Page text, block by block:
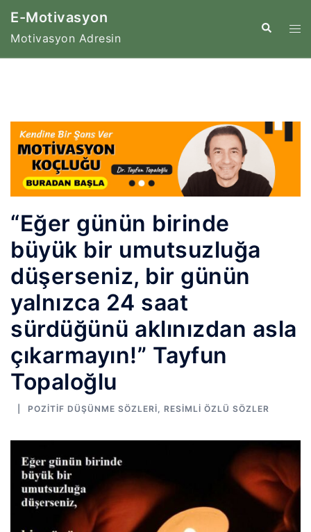
İçeriğe
E-Motivasyon
Motivasyon Adresin
Search
“Eğer günün birinde
büyük bir umutsuzluğa
düşerseniz, bir günün
yalnızca 24 saat
sürdüğünü aklınızdan asla
çıkarmayın!” Tayfun
Topaloğlu
POZITIF DÜŞÜNME SÖZLERI RESIMLI ÖZLÜ SÖZLER